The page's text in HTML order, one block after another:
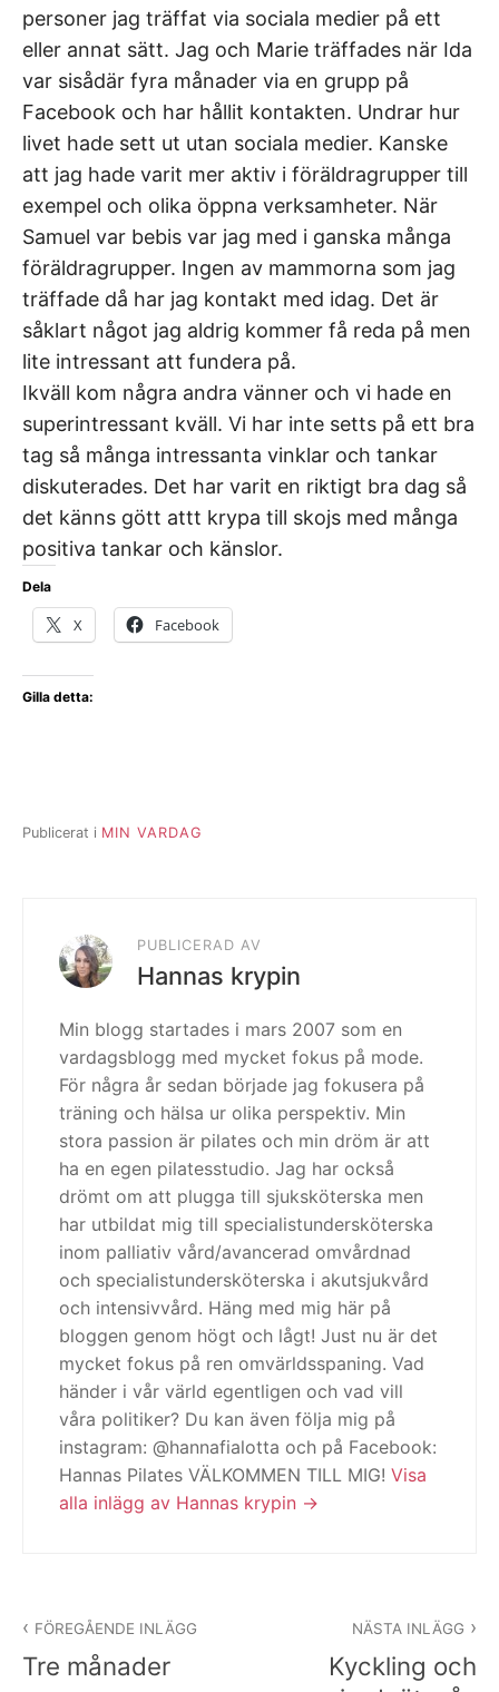
personer jag träffat via sociala medier på ett
eller annat sätt. Jag och Marie träffades när Ida
var sisådär fyra månader via en grupp på
Facebook och har hållit kontakten. Undrar hur
livet hade sett ut utan sociala medier. Kanske
att jag hade varit mer aktiv i föräldragrupper till
exempel och olika öppna verksamheter. När
Samuel var bebis var jag med i ganska många
föräldragrupper. Ingen av mammorna som jag
träffade då har jag kontakt med idag. Det är
såklart något jag aldrig kommer få reda på men
lite intressant att fundera på.
Ikväll kom några andra vänner och vi hade en
superintressant kväll. Vi har inte setts på ett bra
tag så många intressanta vinklar och tankar
diskuterades. Det har varit en riktigt bra dag så
det känns gött attt krypa till skojs med många
positiva tankar och känslor.
Dela
X Facebook
Gilla detta:
Publicerat i MIN VARDAG
PUBLICERAD AV
Hannas krypin
Min blogg startades i mars 2007 som en
vardagsblogg med mycket fokus på mode.
För några år sedan började jag fokusera på
träning och hälsa ur olika perspektiv. Min
stora passion är pilates och min dröm är att
ha en egen pilatesstudio. Jag har också
drömt om att plugga till sjuksköterska men
har utbildat mig till specialistundersköterska
inom palliativ vård/avancerad omvårdnad
och specialistundersköterska i akutsjukvård
och intensivvård. Häng med mig här på
bloggen genom högt och lågt! Just nu är det
mycket fokus på ren omvärldsspaning. Vad
händer i vår värld egentligen och vad vill
våra politiker? Du kan även följa mig på
instagram: @hannafialotta och på Facebook:
Hannas Pilates VÄLKOMMEN TILL MIG! Visa
alla inlägg av Hannas krypin
FÖREGÅENDE INLÄGG
Tre månader
NÄSTA INLÄGG
Kyckling och